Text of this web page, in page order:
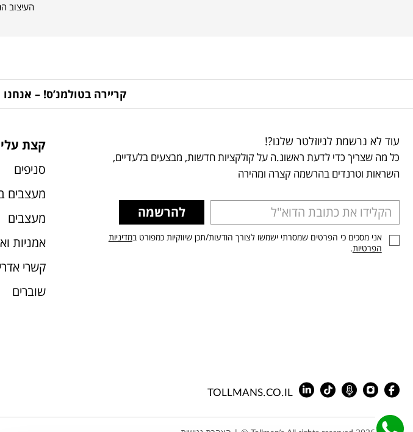
העיצוב הגרמני לשנת 2016. הכלים
קריירה בטולמנ’ס! –
עוד לא נרשמת לניוזלטר שלנו?!
כל מה שצריך כדי לדעת ראשונ.ה על קולקציות חדשות, מבצעים בלעדיים,
השראות וטרנדים בהרשמה קצרה ומהירה
להרשמה
אני מסכים כי הפרטים שמסרתי ישמשו לצורך הודעות/תכן שיווקיות כמפורט במדיניות
הפרטיות.
TOLLMANS.CO.IL
קצת
סניפים
מעצבים
מעצבים
אמניות
קשרי
שוברים